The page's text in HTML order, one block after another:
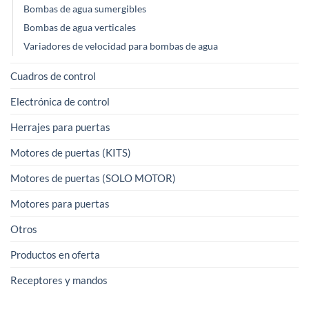
Bombas de agua sumergibles
Bombas de agua verticales
Variadores de velocidad para bombas de agua
Cuadros de control
Electrónica de control
Herrajes para puertas
Motores de puertas (KITS)
Motores de puertas (SOLO MOTOR)
Motores para puertas
Otros
Productos en oferta
Receptores y mandos